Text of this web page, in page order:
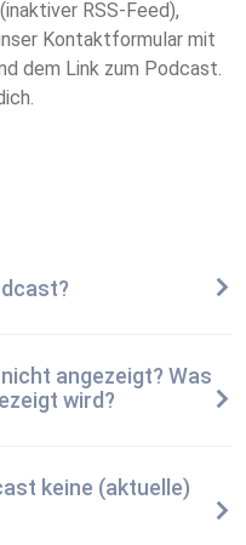
RSS-Feed),
Kontaktformular mit
dem Link zum Podcast.
angezeigt? Was
wird?
keine (aktuelle)